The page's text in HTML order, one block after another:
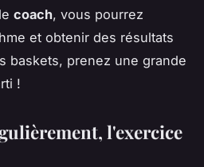
coach, vous pourrez
et obtenir des résultats
baskets, prenez une grande
!
l'exercice